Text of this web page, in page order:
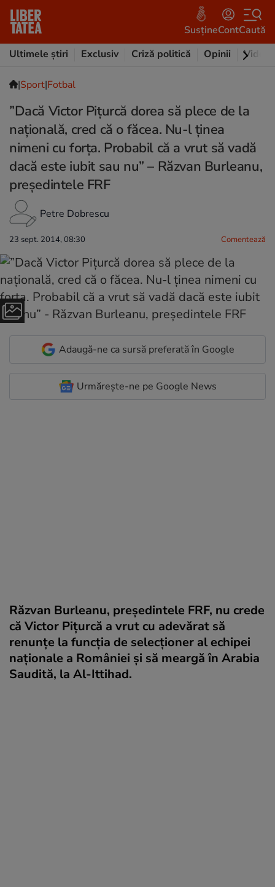
SusțineContCaută
Ultimele știri
Exclusiv Criză politică Opinii Video
|Sport|Fotbal
”Dacă Victor Piţurcă dorea să plece de la
naţională, cred că o făcea. Nu-l ţinea
nimeni cu forţa. Probabil că a vrut să vadă
dacă este iubit sau nu” – Răzvan Burleanu,
preşedintele FRF
Petre Dobrescu
23 sept. 2014, 08:30 Comentează
Adaugă-ne ca sursă preferată în Google
Urmărește-ne pe Google News
Răzvan Burleanu, preşedintele FRF, nu crede
că Victor Piţurcă a vrut cu adevărat să
renunţe la funcţia de selecţioner al echipei
naţionale a României şi să meargă în Arabia
Saudită, la Al-Ittihad.